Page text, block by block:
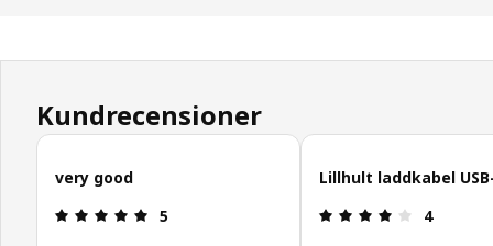
Kundrecensioner
Hoppa över
very good
Recension: 5 utav 5 stjärnor.
5
Lillhult laddkabel
4